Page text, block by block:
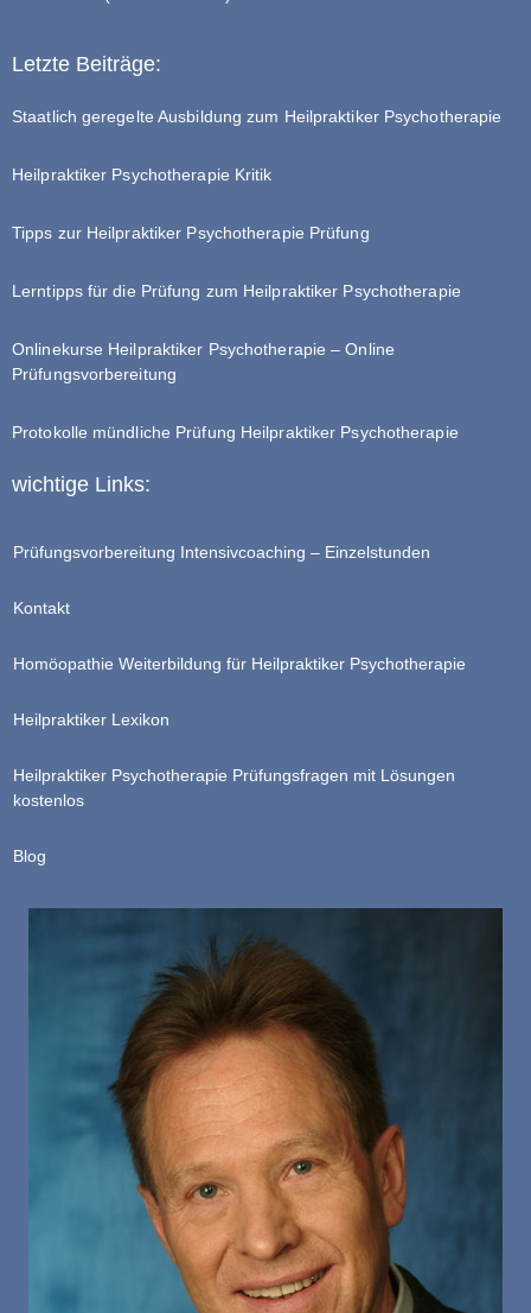
Letzte Beiträge:
Staatlich geregelte Ausbildung zum Heilpraktiker Psychotherapie
Heilpraktiker Psychotherapie Kritik
Tipps zur Heilpraktiker Psychotherapie Prüfung
Lerntipps für die Prüfung zum Heilpraktiker Psychotherapie
Onlinekurse Heilpraktiker Psychotherapie – Online
Prüfungsvorbereitung
Protokolle mündliche Prüfung Heilpraktiker Psychotherapie
wichtige Links:
Prüfungsvorbereitung Intensivcoaching – Einzelstunden
Kontakt
Homöopathie Weiterbildung für Heilpraktiker Psychotherapie
Heilpraktiker Lexikon
Heilpraktiker Psychotherapie Prüfungsfragen mit Lösungen
kostenlos
Blog